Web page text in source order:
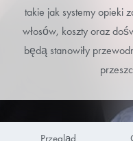
takie jak systemy opieki
włosów, koszty oraz
będą stanowiły
Przegląd